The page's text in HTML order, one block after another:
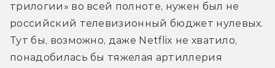
трилогии» во всей полноте, нужен был не
российский телевизионный бюджет нулевых.
Тут бы, возможно, даже Netflix не хватило,
понадобилась бы тяжелая артиллерия